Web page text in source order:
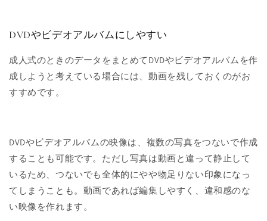
DVDやビデオアルバムにしやすい
成人式のときのデータをまとめてDVDやビデオアルバムを作
成しようと考えている場合には、動画を残しておくのがお
すすめです。
DVDやビデオアルバムの映像は、複数の写真をつないで作成
することも可能です。ただし写真は動画と違って静止して
いるため、つないでも全体的にやや物足りない印象になっ
てしまうことも。動画であれば編集しやすく、違和感のな
い映像を作れます。